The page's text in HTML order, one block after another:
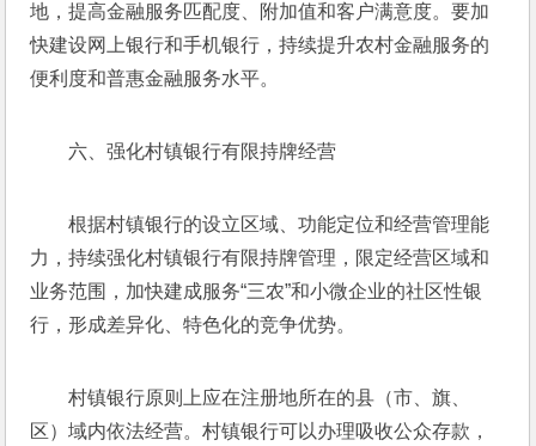
地，提高金融服务匹配度、附加值和客户满意度。要加
快建设网上银行和手机银行，持续提升农村金融服务的
便利度和普惠金融服务水平。
六、强化村镇银行有限持牌经营
根据村镇银行的设立区域、功能定位和经营管理能
力，持续强化村镇银行有限持牌管理，限定经营区域和
业务范围，加快建成服务“三农”和小微企业的社区性银
行，形成差异化、特色化的竞争优势。
村镇银行原则上应在注册地所在的县（市、旗、
区）域内依法经营。村镇银行可以办理吸收公众存款，